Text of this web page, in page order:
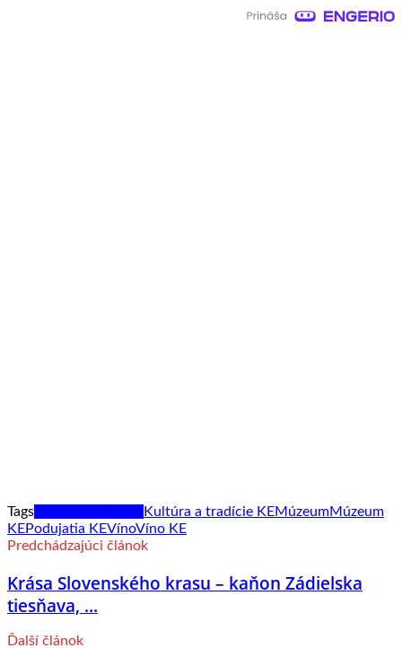
Tags Kultúra a tradície KEMúzeumMúzeum
KEPodujatia KEVínoVíno KE
Predchádzajúci článok
Krása Slovenského krasu – kaňon Zádielska
tiesňava, ...
Ďalší článok